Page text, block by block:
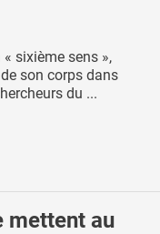
sixième sens »,
son corps dans
du ...
mettent au